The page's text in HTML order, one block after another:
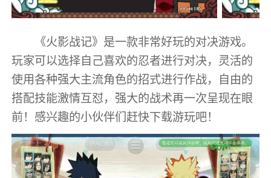
《火影战记》是一款非常好玩的对决游戏。
玩家可以选择自己喜欢的忍者进行对决，灵活的
使用各种强大主流角色的招式进行作战，自由的
搭配技能激情互怼，强大的战术再一次呈现在眼
前！感兴趣的小伙伴们赶快下载游玩吧！